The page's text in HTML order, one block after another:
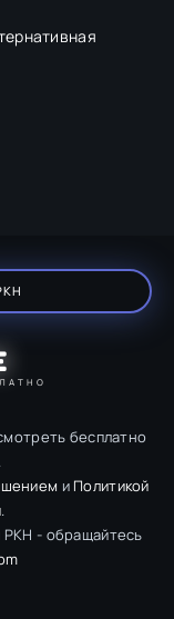
бесплатно
и Политикой
.
РКН - обращайтесь